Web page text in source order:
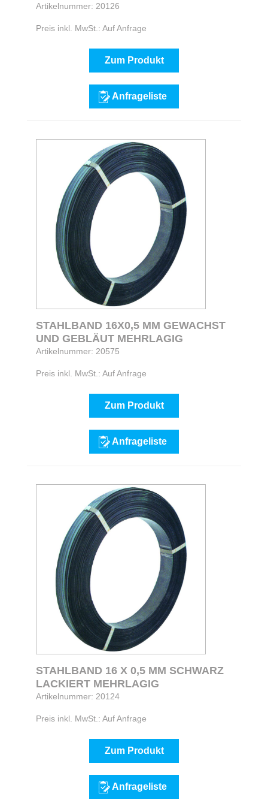
Artikelnummer: 20126
Preis inkl. MwSt.: Auf Anfrage
Zum Produkt
Anfrageliste
STAHLBAND 16X0,5 MM GEWACHST
UND GEBLÄUT MEHRLAGIG
Artikelnummer: 20575
Preis inkl. MwSt.: Auf Anfrage
Zum Produkt
Anfrageliste
STAHLBAND 16 X 0,5 MM SCHWARZ
LACKIERT MEHRLAGIG
Artikelnummer: 20124
Preis inkl. MwSt.: Auf Anfrage
Zum Produkt
Anfrageliste